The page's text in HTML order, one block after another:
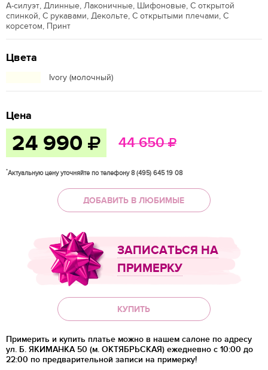
А-силуэт, Длинные, Лаконичные, Шифоновые, С открытой
спинкой, С рукавами, Декольте, С открытыми плечами, С
корсетом, Принт
Цвета
Ivory (молочный)
Цена
24 990 44 650
*Актуальную цену уточняйте по телефону 8 (495) 645 19 08
ДОБАВИТЬ В ЛЮБИМЫЕ
ЗАПИСАТЬСЯ НА
ПРИМЕРКУ
КУПИТЬ
Примерить и купить платье можно в нашем салоне по адресу
ул. Б. ЯКИМАНКА 50 (м. ОКТЯБРЬСКАЯ) ежедневно с 10:00 до
22:00 по предварительной записи на примерку!